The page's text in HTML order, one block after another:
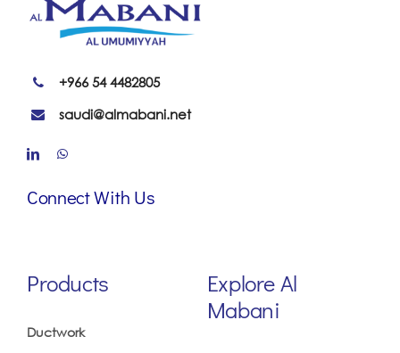
+966 54 4482805
saudi@almabani.net
Connect With Us
Products
Ductwork
Explore Al
Mabani